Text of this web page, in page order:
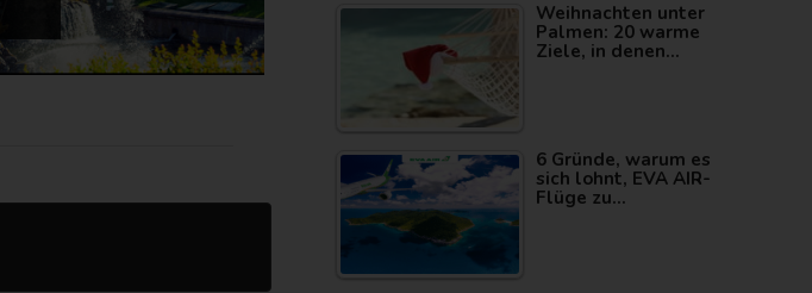
Weihnachten unter
Palmen: 20 warme
Ziele, in denen…
6 Gründe, warum es
sich lohnt, EVA AIR-
Flüge zu…